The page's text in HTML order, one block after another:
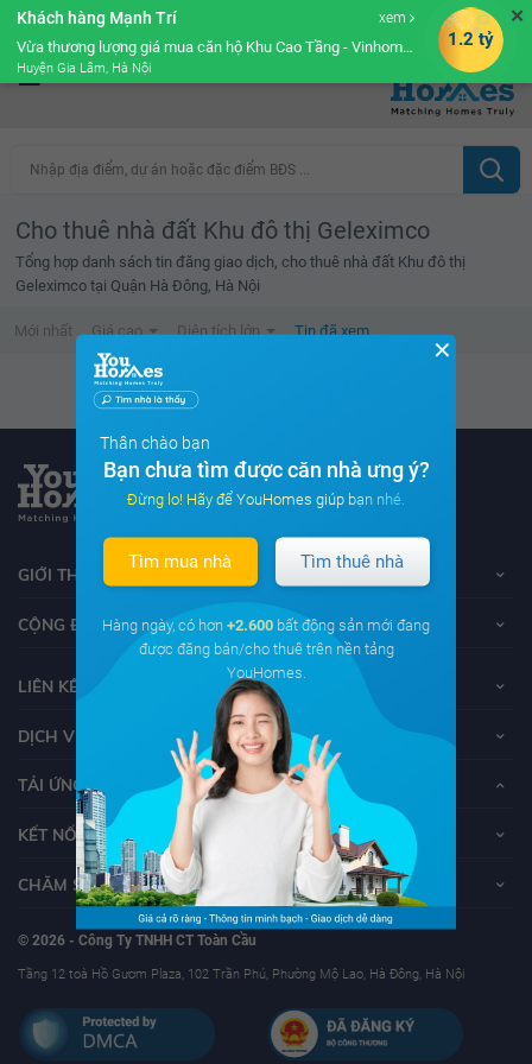
Cộng đồng Môi giới bPRO
Nhập địa điểm, dự án hoặc đặc điểm BĐS ...
Cho thuê nhà đất Khu đô thị Geleximco
Tổng hợp danh sách tin đăng giao dịch, cho thuê nhà đất Khu đô thị
Geleximco tại Quận Hà Đông, Hà Nội
Mới nhất Giá cao Diện tích lớn Tin đã xem
Danh sách tin đã xem trống
GIỚI THIỆU VỀ YOUHOMES
CỘNG ĐỒNG YOUHOMERS
LIÊN KẾT
DỊCH VỤ KHÁCH HÀNG
TẢI ỨNG DỤNG YOUHOMES
KẾT NỐI VỚI YOUHOMES
CHĂM SÓC KHÁCH HÀNG
© 2026 - Công Ty TNHH CT Toàn Cầu
Tầng 12 toà Hồ Gươm Plaza, 102 Trần Phú, Phường Mộ Lao, Hà Đông, Hà Nội
✕
Thân chào bạn
Bạn chưa tìm được căn nhà ưng ý?
Đừng lo! Hãy để YouHomes giúp bạn nhé.
Tìm mua nhà Tìm thuê nhà
Hàng ngày, có hơn +2.600 bất động sản mới đang
được đăng bán/cho thuê trên nền tảng
YouHomes.
✕
Khách hàng Mạnh Trí xem
Vừa thương lượng giá mua căn hộ Khu Cao Tầng - Vinhomes Ocean Park
Huyện Gia Lâm, Hà Nội
1.2 tỷ